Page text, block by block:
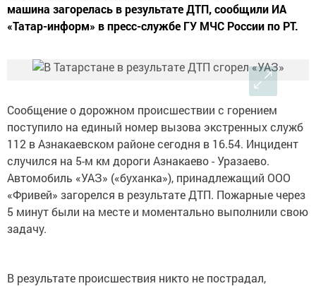
машина загорелась в результате ДТП, сообщили ИА
«Татар-информ» в пресс-службе ГУ МЧС России по РТ.
Сообщение о дорожном происшествии с горением
поступило на единый номер вызова экстренных служб
112 в Азнакаевском районе сегодня в 16.54. Инцидент
случился на 5-м км дороги Азнакаево - Уразаево.
Автомобиль «УАЗ» («буханка»), принадлежащий ООО
«Фривей» загорелся в результате ДТП. Пожарные через
5 минут были на месте и моментально выполнили свою
задачу.
В результате происшествия никто не пострадал,